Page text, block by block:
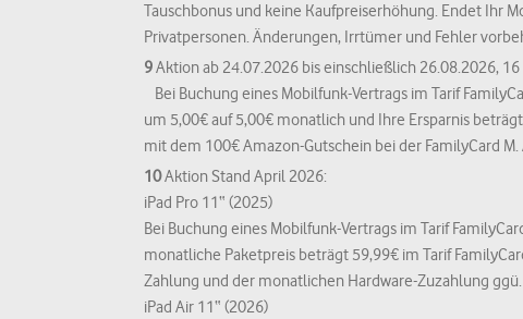
Tauschbonus und keine Kaufpreiserhöhung. Endet Ihr
Privatpersonen. Änderungen, Irrtümer und Fehler
9Aktion ab 24.07.2026 bis einschließlich 26.08.2026, 16
Bei Buchung eines Mobilfunk-Vertrags im Tarif
um 5,00€ auf 5,00€ monatlich und Ihre Ersparnis
mit dem 100€ Amazon-Gutschein bei der FamilyCard
10Aktion Stand April 2026:
iPad Pro 11“ (2025)
Bei Buchung eines Mobilfunk-Vertrags im Tarif
monatliche Paketpreis beträgt 59,99€ im Tarif
Zahlung und der monatlichen Hardware-Zuzahlung
iPad Air 11“ (2026)